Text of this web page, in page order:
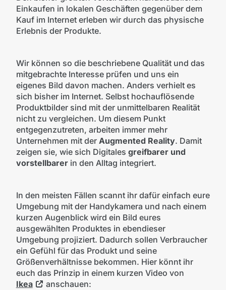
Einkaufen in lokalen Geschäften gegenüber dem
Kauf im Internet erleben wir durch das physische
Erlebnis der Produkte.
Wir können so die beschriebene Qualität und das
mitgebrachte Interesse prüfen und uns ein
eigenes Bild davon machen. Anders verhielt es
sich bisher im Internet. Selbst hochauflösende
Produktbilder sind mit der unmittelbaren Realität
nicht zu vergleichen. Um diesem Punkt
entgegenzutreten, arbeiten immer mehr
Unternehmen mit der Augmented Reality. Damit
zeigen sie, wie sich Digitales greifbarer und
vorstellbarerin den Alltag integriert.
In den meisten Fällen scannt ihr dafür einfach eure
Umgebung mit der Handykamera und nach einem
kurzen Augenblick wird ein Bild eures
ausgewählten Produktes in ebendieser
Umgebung projiziert. Dadurch sollen Verbraucher
ein Gefühl für das Produkt und seine
Größenverhältnisse bekommen. Hier könnt ihr
euch das Prinzip in einem kurzen Video von
Ikea
anschauen: